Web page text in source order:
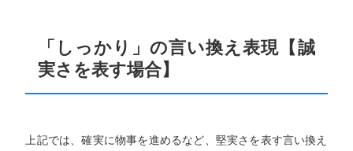
「しっかり」の言い換え表現【誠
実さを表す場合】
上記では、確実に物事を進めるなど、堅実さを表す言い換え